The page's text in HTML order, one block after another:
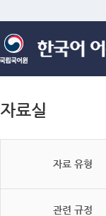
자료실
자료 유형
관련 규정